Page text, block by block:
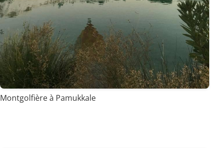
Montgolfière à Pamukkale